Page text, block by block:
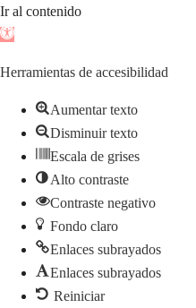
Ir al contenido
Abrir
de
herramientas
Herramientas de accesibilidad
Aumentar texto
Disminuir texto
Escala de grises
Alto contraste
Contraste negativo
Fondo claro
Enlaces subrayados
Enlaces subrayados
Reiniciar